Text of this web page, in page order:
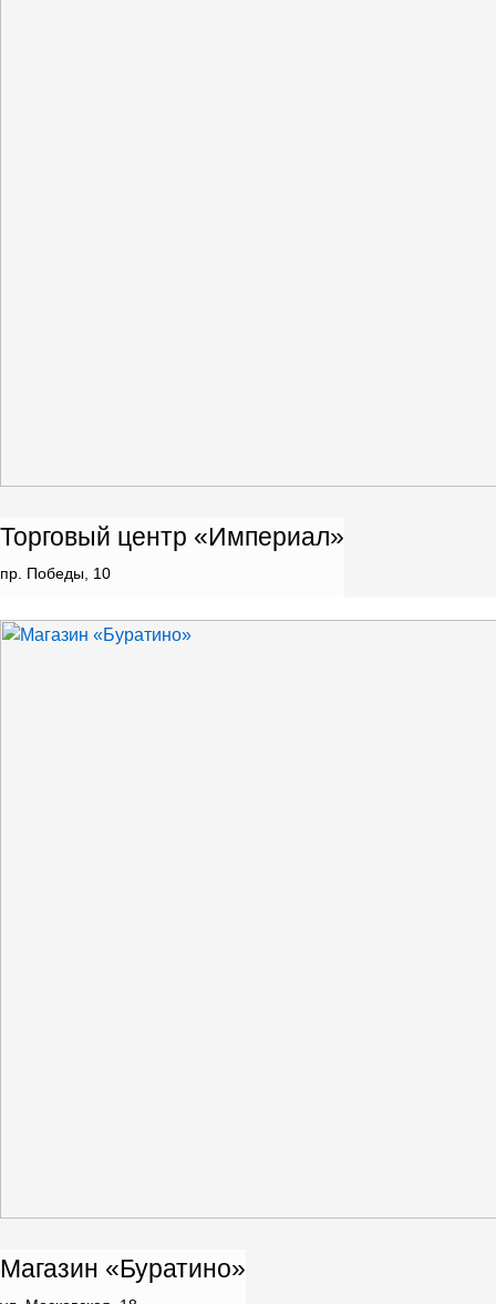
Торговый центр «Империал»
пр. Победы, 10
Магазин «Буратино»